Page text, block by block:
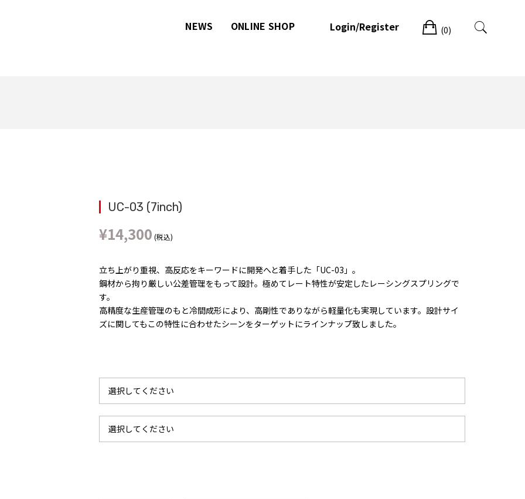
NEWS ONLINE SHOP Login/Register Cart
(0)
UC-03 (7inch)
¥14,300 (税込)
立ち上がり重視、高反応をキーワードに開発へと着手した「UC-03」。
鋼材から拘り厳しい公差管理をもって設計。極めてレート特性が安定したレーシングスプリングで
す。
高精度な生産管理のもと冷間成形により、高剛性でありながら軽量化も実現しています。設計サイ
ズに関してもこの特性に合わせたシーンをターゲットにラインナップ致しました。